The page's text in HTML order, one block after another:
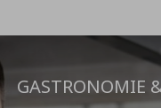
GASTRONOMIE